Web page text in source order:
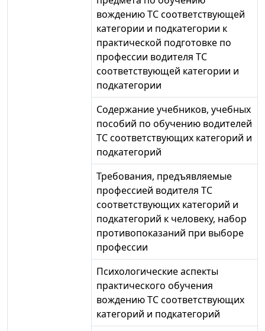
вождению ТС соответствующей
категории и подкатегории к
практической подготовке по
профессии водителя ТС
соответствующей категории и
подкатегории
Содержание учебников, учебных
пособий по обучению водителей
ТС соответствующих категорий и
подкатегорий
Требования, предъявляемые
профессией водителя ТС
соответствующих категорий и
подкатегорий к человеку, набор
противопоказаний при выборе
профессии
Психологические аспекты
практического обучения
вождению ТС соответствующих
категорий и подкатегорий